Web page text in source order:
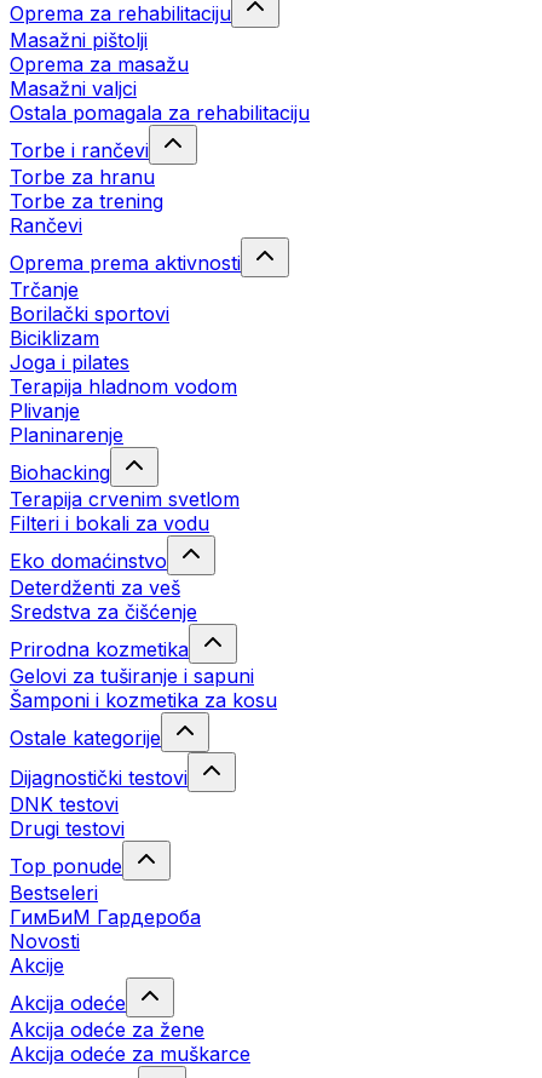
Oprema za rehabilitaciju
Masažni pištolji
Oprema za masažu
Masažni valjci
Ostala pomagala za rehabilitaciju
Torbe i rančevi
Torbe za hranu
Torbe za trening
Rančevi
Oprema prema aktivnosti
Trčanje
Borilački sportovi
Biciklizam
Joga i pilates
Terapija hladnom vodom
Plivanje
Planinarenje
Biohacking
Terapija crvenim svetlom
Filteri i bokali za vodu
Eko domaćinstvo
Deterdženti za veš
Sredstva za čišćenje
Prirodna kozmetika
Gelovi za tuširanje i sapuni
Šamponi i kozmetika za kosu
Ostale kategorije
Dijagnostički testovi
DNK testovi
Drugi testovi
Top ponude
Bestseleri
ГимБиМ Гардeробa
Novosti
Akcije
Akcija odeće
Akcija odeće za žene
Akcija odeće za muškarce